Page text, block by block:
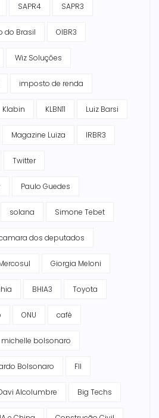
SAPR4 SAPR3
do Brasil OIBR3
Wiz Soluções
imposto de renda
Klabin KLBN11 Luiz Barsi
Magazine Luiza IRBR3
Twitter
Paulo Guedes
solana Simone Tebet
dos deputados
Giorgia Meloni
BHIA3 Toyota
ONU café
michelle bolsonaro
Bolsonaro FII
Alcolumbre Big Techs